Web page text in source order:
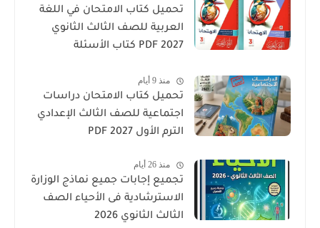
تحميل كتاب الامتحان في اللغة
العربية للصف الثالث الثانوي
2027 PDF كتاب الأسئلة
منذ 9 أيام
تحميل كتاب الامتحان دراسات
اجتماعية للصف الثالث الإعدادي
الترم الأول 2027 PDF
منذ 26 أيام
تجميع إجابات جميع نماذج الوزارة
الاسترشادية فى الأحياء الصف
الثالث الثانوي 2026